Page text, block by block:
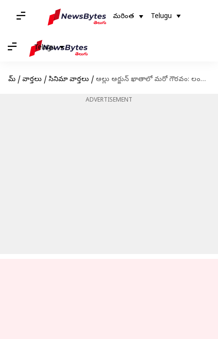
మరింత Telugu
Telugu
హోమ్ / వార్తలు / సినిమా వార్తలు / అల్లు అర్జున్ ఖాతాలో మరో గౌరవం: లండన్ కు పయనమవుతున్న ఐకాన్ స్టార్?
ADVERTISEMENT